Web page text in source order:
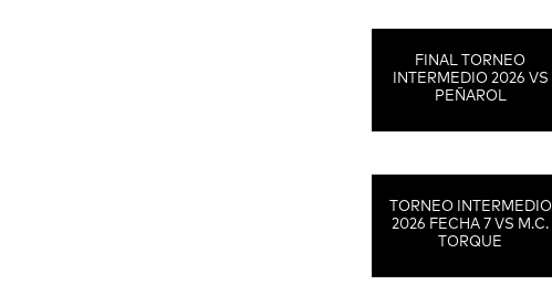
FINAL TORNEO
INTERMEDIO 2026 VS
PEÑAROL
TORNEO INTERMEDIO
2026 FECHA 7 VS M.C.
TORQUE